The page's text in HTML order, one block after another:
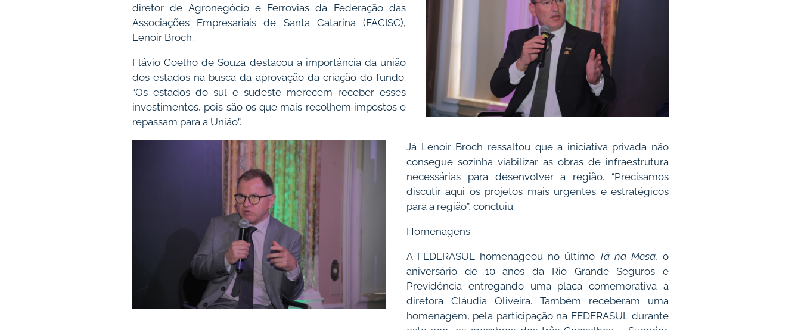
diretor de Agronegócio e Ferrovias da Federação das
Associações Empresariais de Santa Catarina (FACISC),
Lenoir Broch.
Flávio Coelho de Souza destacou a importância da união
dos estados na busca da aprovação da criação do fundo.
“Os estados do sul e sudeste merecem receber esses
investimentos, pois são os que mais recolhem impostos e
repassam para a União”.
Já Lenoir Broch ressaltou que a iniciativa privada não
consegue sozinha viabilizar as obras de infraestrutura
necessárias para desenvolver a região. “Precisamos
discutir aqui os projetos mais urgentes e estratégicos
para a região”, concluiu.
Homenagens
A FEDERASUL homenageou no último Tá na Mesa, o
aniversário de 10 anos da Rio Grande Seguros e
Previdência entregando uma placa comemorativa à
diretora Cláudia Oliveira. Também receberam uma
homenagem, pela participação na FEDERASUL durante